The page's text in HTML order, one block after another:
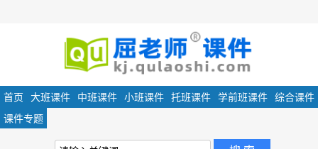
首页 大班课件 中班课件 小班课件 托班课件 学前班课件
综合课件
课件专题